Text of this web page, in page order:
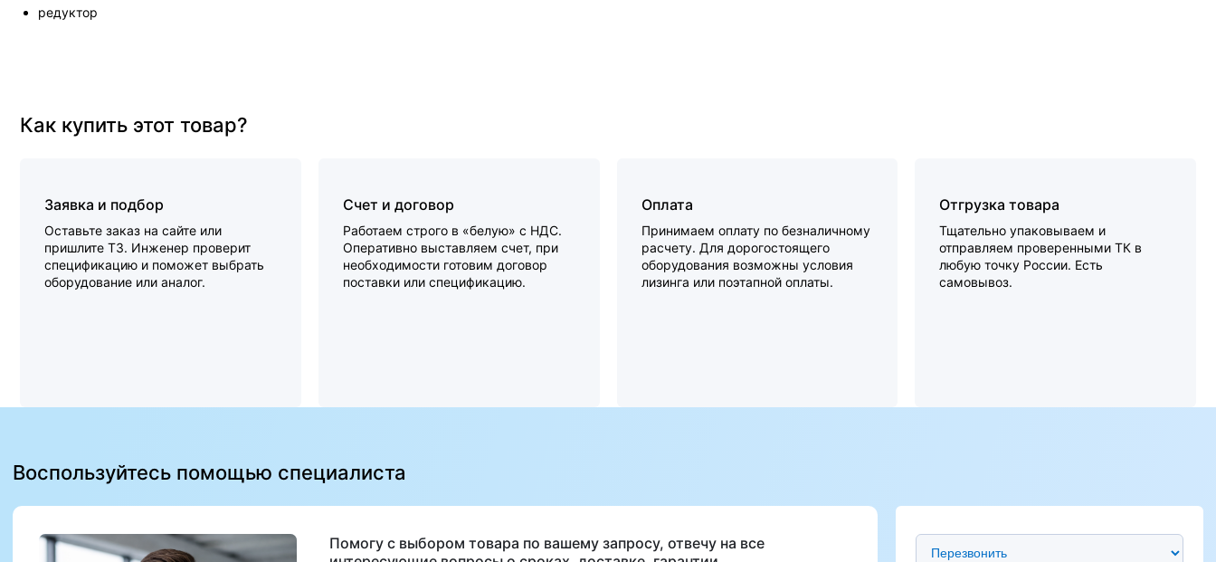
редуктор
Как купить этот товар?
Заявка и подбор
Оставьте заказ на сайте или
пришлите ТЗ. Инженер проверит
спецификацию и поможет выбрать
оборудование или аналог.
Счет и договор
Работаем строго в «белую» с НДС.
Оперативно выставляем счет, при
необходимости готовим договор
поставки или спецификацию.
Оплата
Принимаем оплату по безналичному
расчету. Для дорогостоящего
оборудования возможны условия
лизинга или поэтапной оплаты.
Отгрузка товара
Тщательно упаковываем и
отправляем проверенными ТК в
любую точку России. Есть
самовывоз.
Воспользуйтесь помощью специалиста
Помогу с выбором товара по вашему запросу, отвечу на все
Предпочтительный способ связи